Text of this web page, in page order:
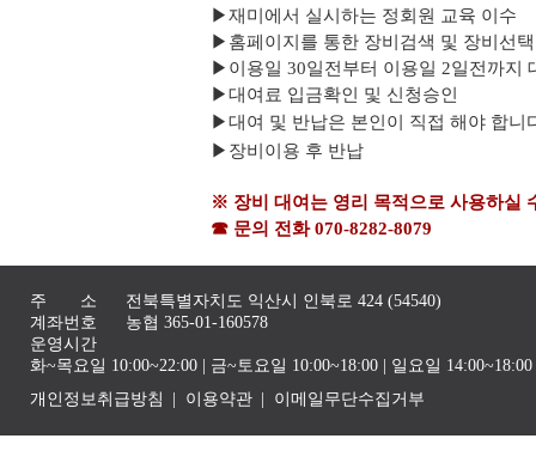
▶재미에서 실시하는 정회원 교육 이수
▶ 홈페이지를 통한 장비검색 및 장비선택
▶ 이용일 30일전부터 이용일 2일전까지
▶대여료 입금확인 및 신청승인
▶대여 및 반납은 본인이 직접 해야 합니
▶ 장비이용 후 반납
※ 장비 대여는 영리 목적으로 사용하실
☎ 문의 전화 070-8282-8079
주 소
전북특별자치도 익산시 인북로 424 (54540)
계좌번호
농협 365-01-160578
운영시간
화~목요일 10:00~22:00 | 금~토요일 10:00~18:00 | 일요일
개인정보취급방침
이용약관 이메일무단수집거부